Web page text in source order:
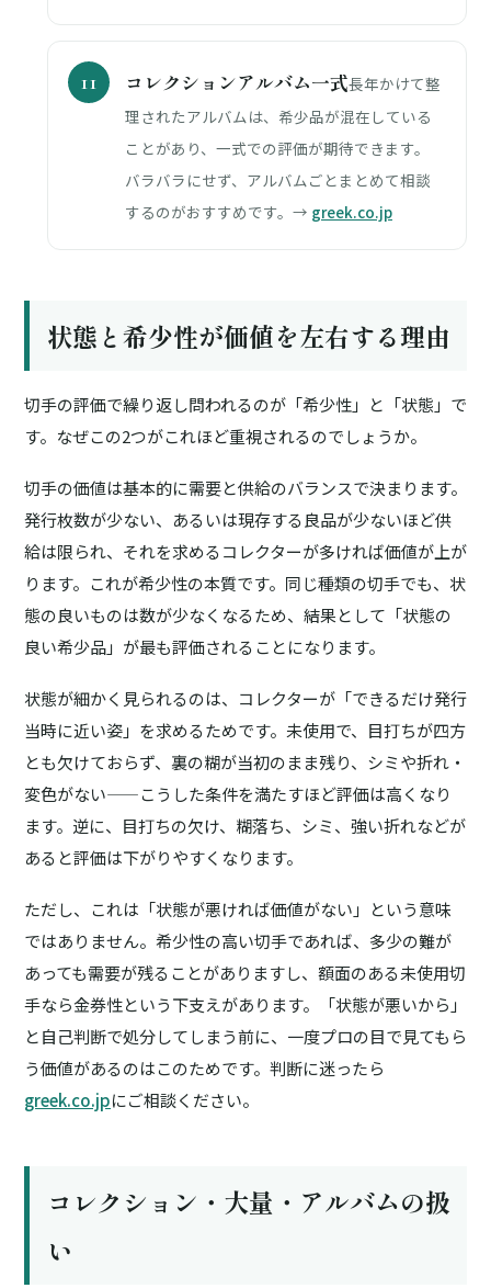
コレクションアルバム一式長年かけて整
理されたアルバムは、希少品が混在している
ことがあり、一式での評価が期待できます。
バラバラにせず、アルバムごとまとめて相談
するのがおすすめです。→ greek.co.jp
状態と希少性が価値を左右する理由
切手の評価で繰り返し問われるのが「希少性」と「状態」で
す。なぜこの2つがこれほど重視されるのでしょうか。
切手の価値は基本的に需要と供給のバランスで決まります。
発行枚数が少ない、あるいは現存する良品が少ないほど供
給は限られ、それを求めるコレクターが多ければ価値が上が
ります。これが希少性の本質です。同じ種類の切手でも、状
態の良いものは数が少なくなるため、結果として「状態の
良い希少品」が最も評価されることになります。
状態が細かく見られるのは、コレクターが「できるだけ発行
当時に近い姿」を求めるためです。未使用で、目打ちが四方
とも欠けておらず、裏の糊が当初のまま残り、シミや折れ・
変色がない——こうした条件を満たすほど評価は高くなり
ます。逆に、目打ちの欠け、糊落ち、シミ、強い折れなどが
あると評価は下がりやすくなります。
ただし、これは「状態が悪ければ価値がない」という意味
ではありません。希少性の高い切手であれば、多少の難が
あっても需要が残ることがありますし、額面のある未使用切
手なら金券性という下支えがあります。「状態が悪いから」
と自己判断で処分してしまう前に、一度プロの目で見てもら
う価値があるのはこのためです。判断に迷ったら
greek.co.jpにご相談ください。
コレクション・大量・アルバムの扱
い